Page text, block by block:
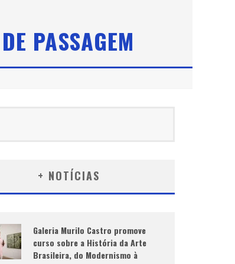
PASSAGEM
+ NOTÍCIAS
Galeria Murilo Castro promove
curso sobre a História da Arte
Brasileira, do Modernismo à